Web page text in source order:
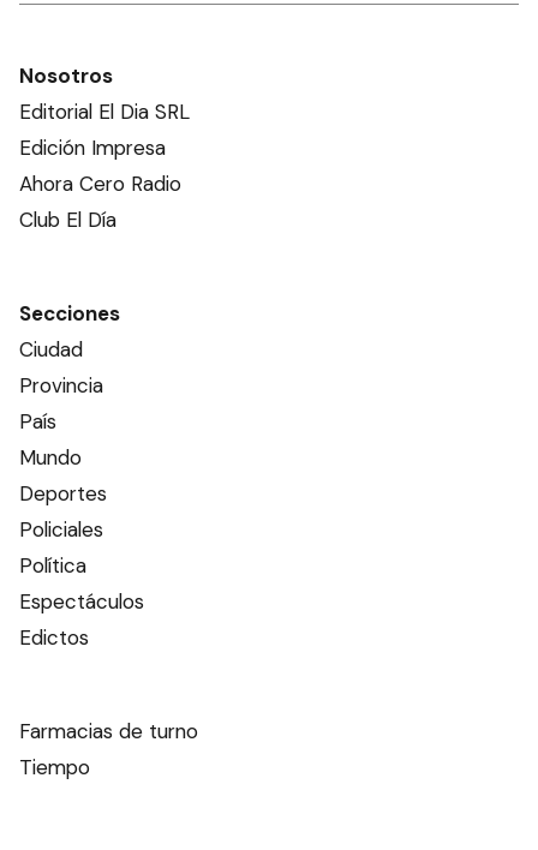
Nosotros
Editorial El Dia SRL
Edición Impresa
Ahora Cero Radio
Club El Día
Secciones
Ciudad
Provincia
País
Mundo
Deportes
Policiales
Política
Espectáculos
Edictos
Farmacias de turno
Tiempo